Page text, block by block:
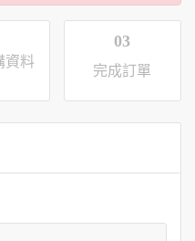
資料
03
完成訂單